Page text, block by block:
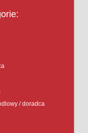
/ doradca